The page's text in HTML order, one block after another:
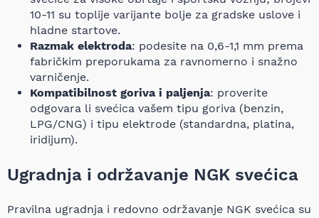
10-11 su toplije varijante bolje za gradske uslove i
hladne startove.
Razmak elektroda: podesite na 0,6-1,1 mm prema
fabričkim preporukama za ravnomerno i snažno
varničenje.
Kompatibilnost goriva i paljenja: proverite
odgovara li svećica vašem tipu goriva (benzin,
LPG/CNG) i tipu elektrode (standardna, platina,
iridijum).
Ugradnja i održavanje NGK svećica
Pravilna ugradnja i redovno održavanje NGK svećica su